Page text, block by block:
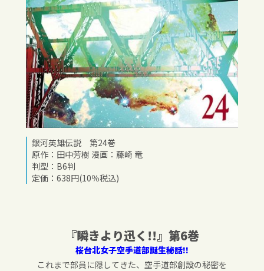
銀河英雄伝説 第24巻
原作：田中芳樹 漫画：藤崎 竜
判型：B6判
定価：638円(10％税込)
『瞬きより迅く !!』 第6巻
桜台北女子空手道部誕生秘話!!
これまで部員に隠してきた、空手道部創設の秘密を